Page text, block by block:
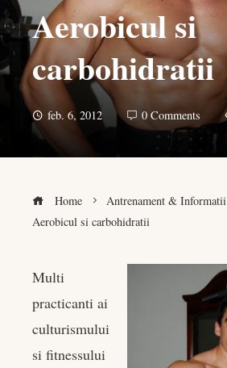
Aerobicul si
carbohidratii
feb. 6, 2012 0 Comments
Home
Antrenament & Informatii
Aerobicul si carbohidratii
Multi
practicanti ai
culturismului
si fitnessului